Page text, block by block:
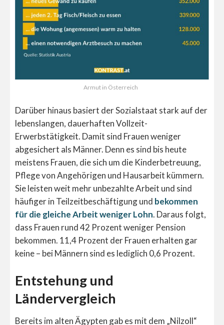
Armut in Österreich
Darüber hinaus basiert der Sozialstaat stark auf der
lebenslangen, dauerhaften Vollzeit-
Erwerbstätigkeit. Damit sind Frauen weniger
abgesichert als Männer. Denn es sind bis heute
meistens Frauen, die sich um die Kinderbetreuung,
Pflege von Angehörigen und Hausarbeit kümmern.
Sie leisten weit mehr unbezahlte Arbeit und sind
häufiger in Teilzeitbeschäftigung und bekommen
für die gleiche Arbeit weniger Lohn. Daraus folgt,
dass Frauen rund 42 Prozent weniger Pension
bekommen. 11,4 Prozent der Frauen erhalten gar
keine – bei Männern sind es lediglich 0,6 Prozent.
Entstehung und
Ländervergleich
Bereits im alten Ägypten gab es mit dem „Nilzoll“